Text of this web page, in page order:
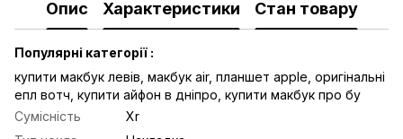
Опис Характеристики Стан товару
Популярні категорії :
купити макбук левів макбук air, планшет apple оригінальні
епл вотч купити айфон в дніпро купити макбук про бу
Сумісність
Xr